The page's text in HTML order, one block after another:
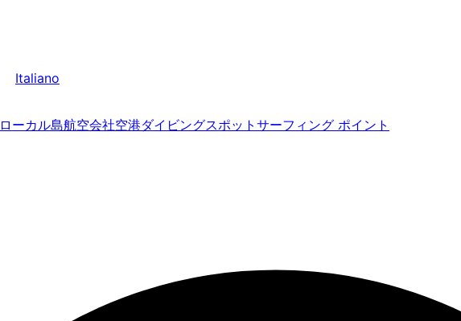
Italiano
ローカル島航空会社空港ダイビングスポット サーフィング ポイント